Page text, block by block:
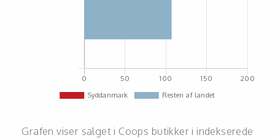
Grafen viser salget i Coops butikker i indekserede